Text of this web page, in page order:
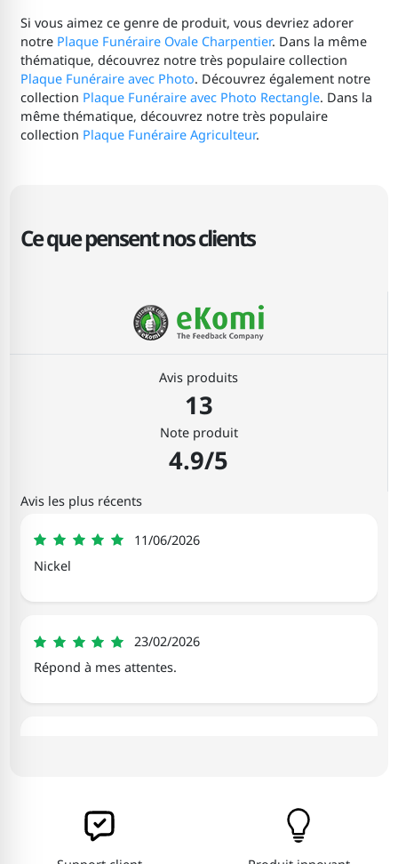
Si vous aimez ce genre de produit, vous devriez adorer
notre Plaque Funéraire Ovale Charpentier. Dans la même
thématique, découvrez notre très populaire collection
Plaque Funéraire avec Photo. Découvrez également notre
collection Plaque Funéraire avec Photo Rectangle. Dans la
même thématique, découvrez notre très populaire
collection Plaque Funéraire Agriculteur.
Ce que pensent nos clients
Avis produits
13
Note produit
4.9/5
Avis les plus récents
Michele
11/06/2026
5
Nickel
Mickael
23/02/2026
5
Répond à mes attentes.